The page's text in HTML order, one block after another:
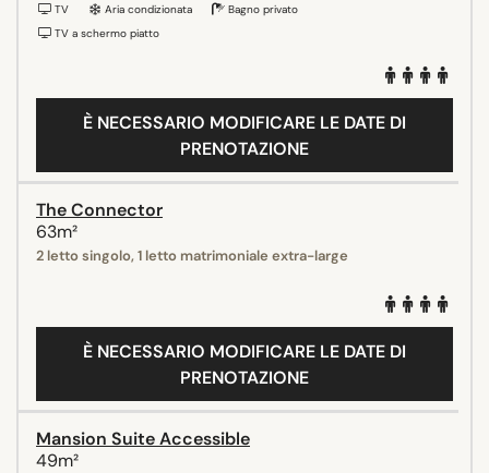
TV Aria condizionata
Bagno privato
TV a schermo piatto
È NECESSARIO MODIFICARE LE DATE DI
PRENOTAZIONE
The Connector
63m²
2 letto singolo, 1 letto matrimoniale extra-large
È NECESSARIO MODIFICARE LE DATE DI
PRENOTAZIONE
Mansion Suite Accessible
49m²